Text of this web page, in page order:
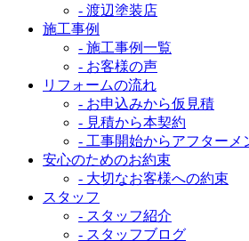
- 渡辺塗装店
施工事例
- 施工事例一覧
- お客様の声
リフォームの流れ
- お申込みから仮見積
- 見積から本契約
- 工事開始からアフターメ
安心のためのお約束
- 大切なお客様への約束
スタッフ
- スタッフ紹介
- スタッフブログ